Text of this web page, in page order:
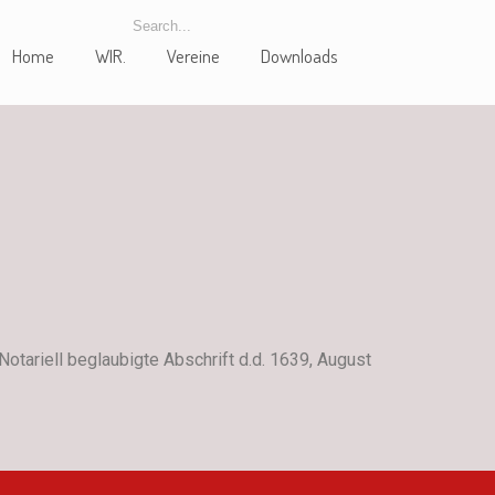
Home WIR. Vereine Downloads
beglaubigte Abschrift d.d. 1639, August